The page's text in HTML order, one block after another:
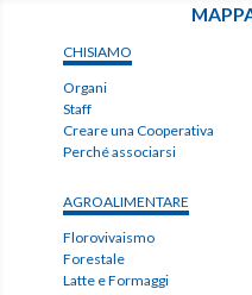
CHISIAMO
Organi
Staff
Creare una Cooperativa
Perché associarsi
AGROALIMENTARE
Florovivaismo
Forestale
Latte e Formaggi